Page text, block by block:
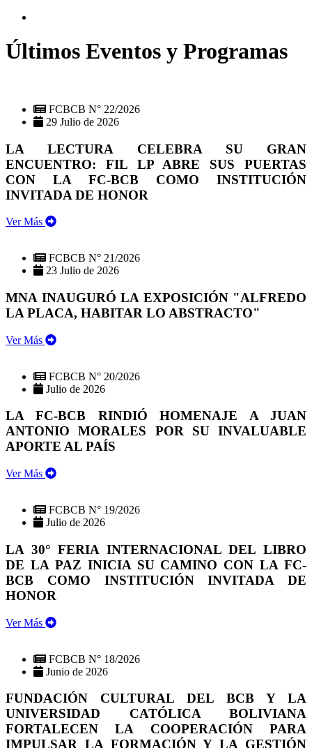
Últimos Eventos y Programas
FCBCB N° 22/2026
29 Julio de 2026
LA LECTURA CELEBRA SU GRAN
ENCUENTRO: FIL LP ABRE SUS PUERTAS
CON LA FC-BCB COMO INSTITUCIÓN
INVITADA DE HONOR
Ver Más
FCBCB N° 21/2026
23 Julio de 2026
MNA INAUGURÓ LA EXPOSICIÓN "ALFREDO
LA PLACA, HABITAR LO ABSTRACTO"
Ver Más
FCBCB N° 20/2026
Julio de 2026
LA FC-BCB RINDIÓ HOMENAJE A JUAN
ANTONIO MORALES POR SU INVALUABLE
APORTE AL PAÍS
Ver Más
FCBCB N° 19/2026
Julio de 2026
LA 30° FERIA INTERNACIONAL DEL LIBRO
DE LA PAZ INICIA SU CAMINO CON LA FC-
BCB COMO INSTITUCIÓN INVITADA DE
HONOR
Ver Más
FCBCB N° 18/2026
Junio de 2026
FUNDACIÓN CULTURAL DEL BCB Y LA
UNIVERSIDAD CATÓLICA BOLIVIANA
FORTALECEN LA COOPERACIÓN PARA
IMPULSAR LA FORMACIÓN Y LA GESTIÓN